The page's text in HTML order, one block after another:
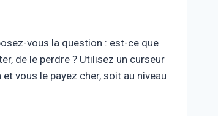
vous la question : est-ce que
de le perdre ? Utilisez un curseur
vous le payez cher, soit au niveau